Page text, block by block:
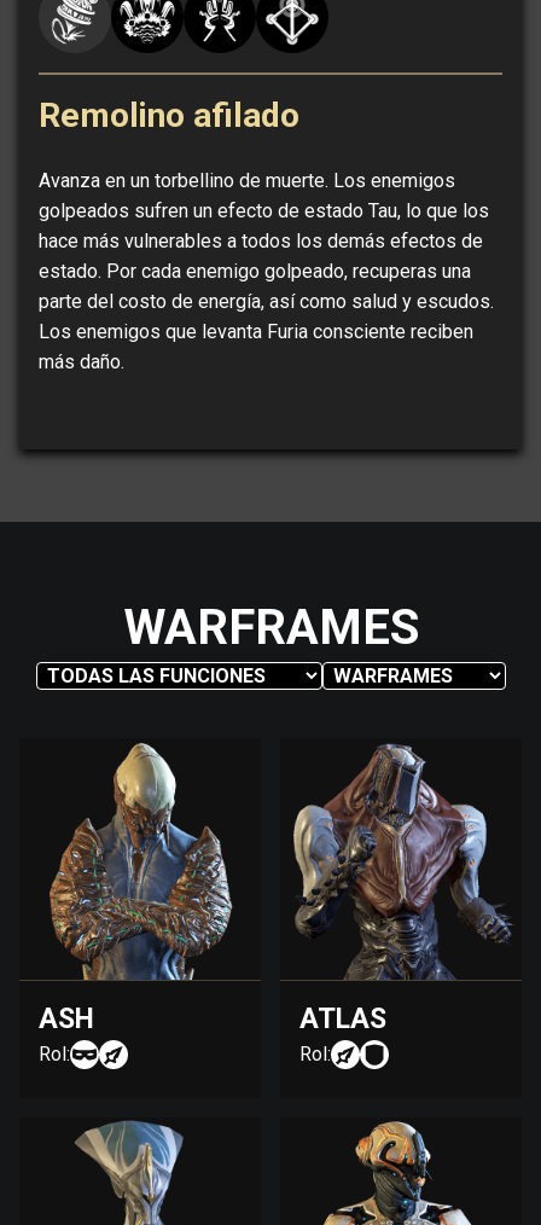
Remolino afilado
Avanza en un torbellino de muerte. Los enemigos
golpeados sufren un efecto de estado Tau, lo que los
hace más vulnerables a todos los demás efectos de
estado. Por cada enemigo golpeado, recuperas una
parte del costo de energía, así como salud y escudos.
Los enemigos que levanta Furia consciente reciben
más daño.
WARFRAMES
ASH
Rol:
ATLAS
Rol: